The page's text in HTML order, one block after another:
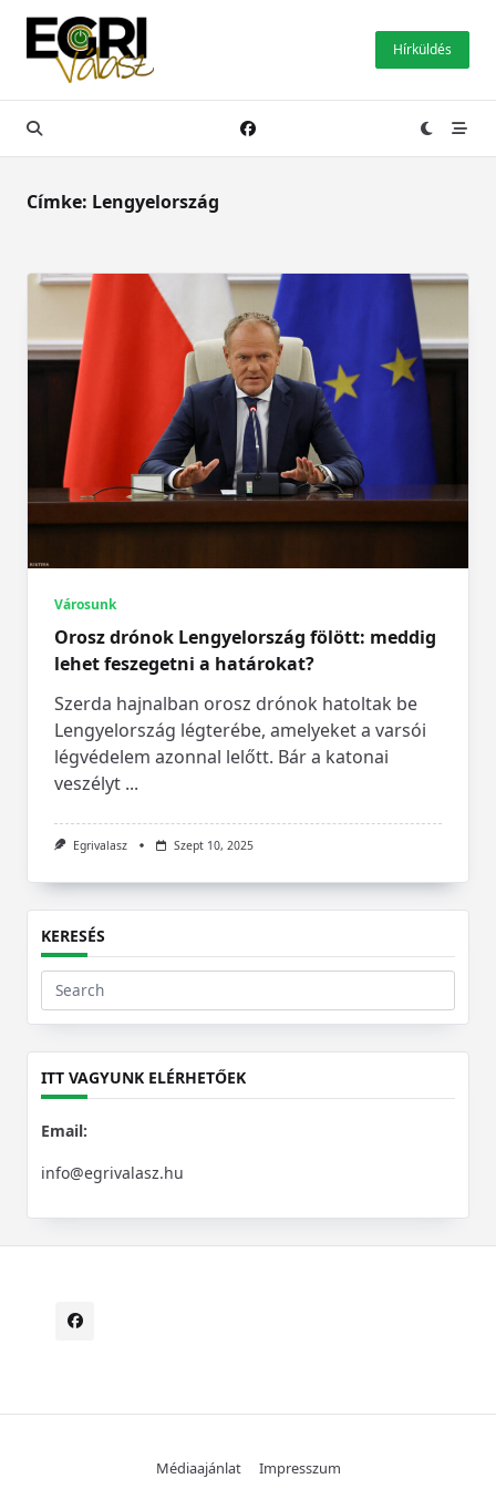
Skip
content
Hírküldés
Címke: Lengyelország
Városunk
Orosz drónok Lengyelország fölött: meddig
lehet feszegetni a határokat?
Szerda hajnalban orosz drónok hatoltak be
Lengyelország légterébe, amelyeket a varsói
légvédelem azonnal lelőtt. Bár a katonai
veszélyt ...
Egrivalasz Szept 10, 2025
KERESÉS
Search
for:
ITT VAGYUNK ELÉRHETŐEK
Email:
info@egrivalasz.hu
Médiaajánlat Impresszum